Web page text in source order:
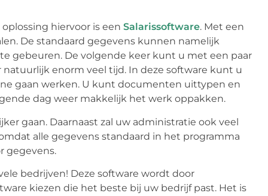
hiervoor is een Salarissoftware. Met een
De standaard gegevens kunnen namelijk
gebeuren. De volgende keer kunt u met een paar
enorm veel tijd. In deze software kunt u
gaan werken. U kunt documenten uittypen en
dag weer makkelijk het werk oppakken.
gaan. Daarnaast zal uw administratie ook veel
alle gegevens standaard in het programma
gegevens.
bedrijven! Deze software wordt door
kiezen die het beste bij uw bedrijf past. Het is